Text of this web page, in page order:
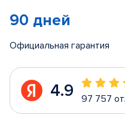
90 дней
Официальная гарантия
4.9 97 757